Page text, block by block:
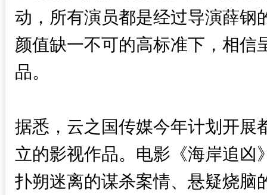
动，所有演员都是经过导演薛钢
颜值缺一不可的高标准下，相信
品。
据悉，云之国传媒今年计划开展
⽴的影视作品。电影《海岸追凶
扑朔迷离的谋杀案情、悬疑烧脑